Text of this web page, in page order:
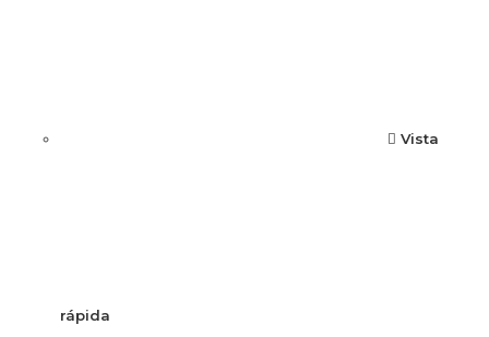
Vista
rápida